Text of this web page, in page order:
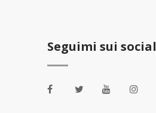
Seguimi sui social